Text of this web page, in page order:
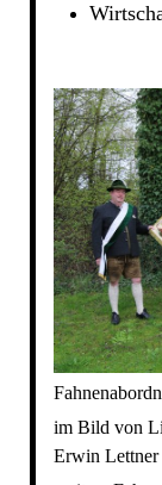
im Bild von
Erwin Lettner